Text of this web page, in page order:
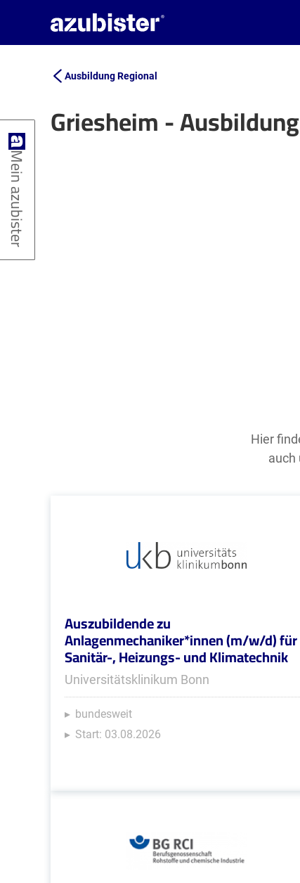
Ausbildung Regional
Griesheim -
Hier
auch
Auszubildende zu
Anlagenmechaniker*innen (m/w/d) für
Sanitär-, Heizungs- und Klimatechnik
Universitätsklinikum Bonn
bundesweit
Start: 03.08.2026
Mein azubister